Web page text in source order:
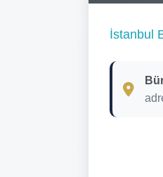
İstanbul